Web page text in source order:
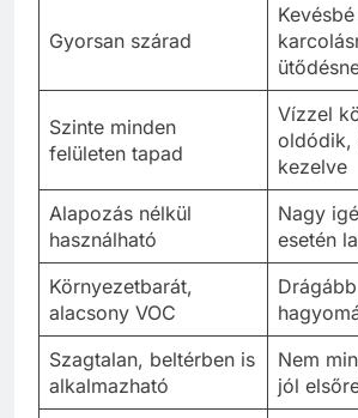
Gyorsan szárad
Szinte minden
felületen tapad
Vízzel
oldódik,
kezelve
Alapozás nélkül
használható
Nagy
esetén
Környezetbarát,
alacsony VOC
Szagtalan, beltérben is
alkalmazható
Nem
jól